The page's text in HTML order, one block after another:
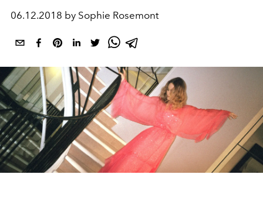
06.12.2018 by Sophie Rosemont